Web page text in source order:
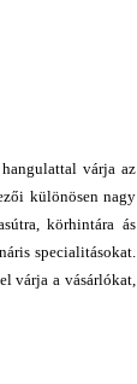
várja az
különösen nagy
körhintára ás
specialitásokat.
várja a vásárlókat,